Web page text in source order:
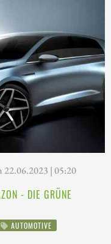
| 05:20
- DIE GRÜNE
AUTOMOTIVE